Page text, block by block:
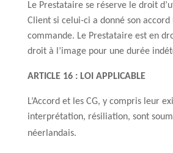
Le Prestataire se réserve le droit
Client si celui-ci a donné son accord
commande. Le Prestataire est en
droit à l’image pour une durée
ARTICLE 16 : LOI APPLICABLE
L’Accord et les CG, y compris leur
interprétation, résiliation, sont
néerlandais.